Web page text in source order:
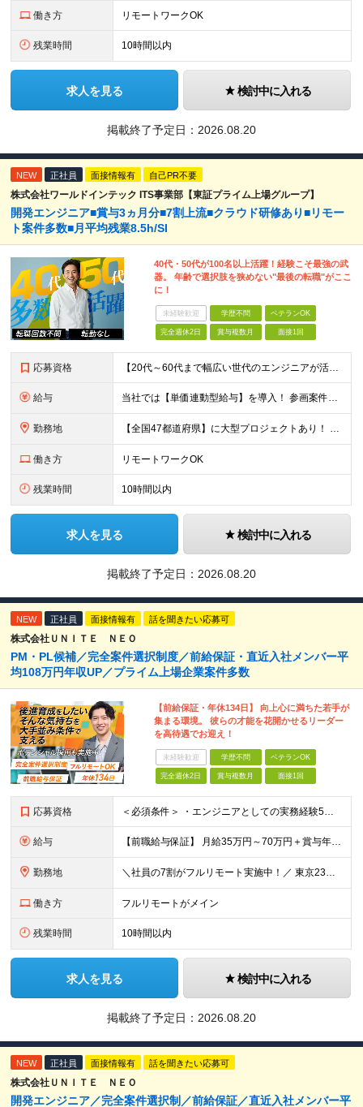
働き方 リモートワークOK
残業時間 10時間以内
求人を見る 検討中に入れる
掲載終了予定日： 2026.08.20
NEW 正社員 面接情報有 自己PR不要
株式会社ワールドインテック ITS事業部【東証プライム上場グループ】
開発エンジニア■賞与3ヵ月分■7割上流■クラウド研修あり■リモー
ト案件多数■月平均残業8.5h/SI
40代・50代が100名以上活躍！経験こそ最強の武
器。 年齢で選択肢を狭めない"最後の転職"がここ
に！
未経験歓迎 学歴不問 ベテランOK
完全週休2日 賞与複数月 面接1回
応募資格 【20代～60代まで幅広い世代のエンジニアが活躍してます】 ■学歴不問 ■転職回数不問 ■開発経験（年数不問）をお持ちの方
給与 当社では【単価連動型給与】を導入！ 参画案件の契約単価に連動して給与が決定。 還元率は単価の【70％～80％】と東証プライム上場グループとして高水準です！（社会保険料・教育コスト含む） ■関東：月給
勤務地 【全国47都道府県】に大型プロジェクトあり！ 主要勤務地： 北海道/宮城県/栃木県/埼玉県/千葉県/東京都/神奈川県/愛知県/大阪府/京都府/兵庫県/広島県/福岡県/熊本県 ※勤務エリアは、あなたの
働き方 リモートワークOK
残業時間 10時間以内
求人を見る 検討中に入れる
掲載終了予定日： 2026.08.20
NEW 正社員 面接情報有 話を聞きたい応募可
株式会社ＵＮＩＴＥ ＮＥＯ
PM・PL候補／完全案件選択制度／前給保証・直近入社メンバー平
均108万円年収UP／プライム上場企業案件多数
【前給保証・年休134日】 向上心に満ちた若手が
集まる環境。 彼らの才能を花開かせるリーダー
を高待遇でお迎え！
未経験歓迎 学歴不問 ベテランOK
完全週休2日 賞与複数月 面接1回
応募資格 ＜必須条件＞ ・エンジニアとしての実務経験5年以上 ＜尚可条件＞ ・PM、PL経験 ・後輩指導やチームリーダーなど、何らかのリード経験 ※リーダー未経験の方のご応募も大歓迎です！ポテンシャル採用を
給与 【前職給与保証】 月給35万円～70万円＋賞与年2回＋各種手当 ※前職の給与・スキル・経験を考慮の上、決定いたします。 ※月給には固定残業代（月30時間分／5万円～10万円）を含みます。超過分は別途
勤務地 ＼社員の7割がフルリモート実施中！／ 東京23区内など1都3県を中心としたプロジェクト先での勤務となります。 ※勤務地は希望を考慮します ≪本社≫ 東京都渋谷区恵比寿南1丁目3番7号 隅越ビル5階
働き方 フルリモートがメイン
残業時間 10時間以内
求人を見る 検討中に入れる
掲載終了予定日： 2026.08.20
NEW 正社員 面接情報有 話を聞きたい応募可
株式会社ＵＮＩＴＥ ＮＥＯ
開発エンジニア／完全案件選択制／前給保証／直近入社メンバー平